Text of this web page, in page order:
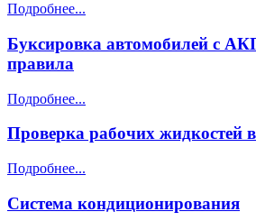
Подробнее...
Буксировка автомобилей с
правила
Подробнее...
Проверка рабочих жидкостей
Подробнее...
Система кондиционирования